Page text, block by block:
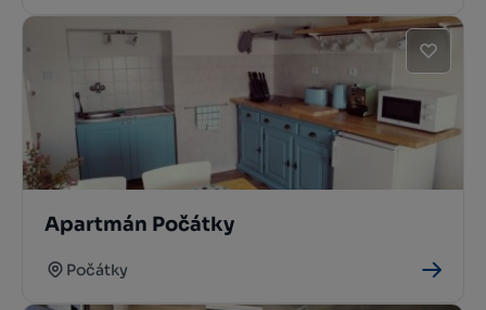
Apartmán Počátky
Počátky